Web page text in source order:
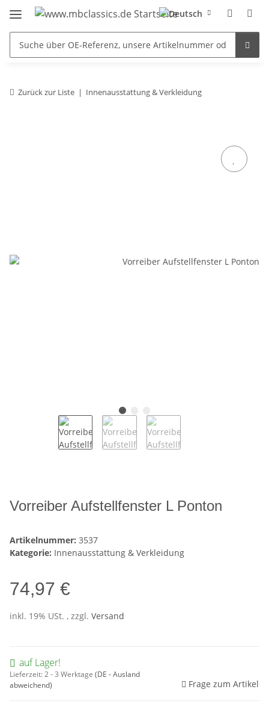
Zurück zur Liste Innenausstattung & Verkleidung
Vorreiber Aufstellfenster L Ponton
Artikelnummer: 3537
Kategorie: Innenausstattung & Verkleidung
74,97 €
inkl. 19% USt. , zzgl. Versand
auf Lager!
Lieferzeit:2 - 3 Werktage (DE - Ausland
abweichend)
Frage zum Artikel